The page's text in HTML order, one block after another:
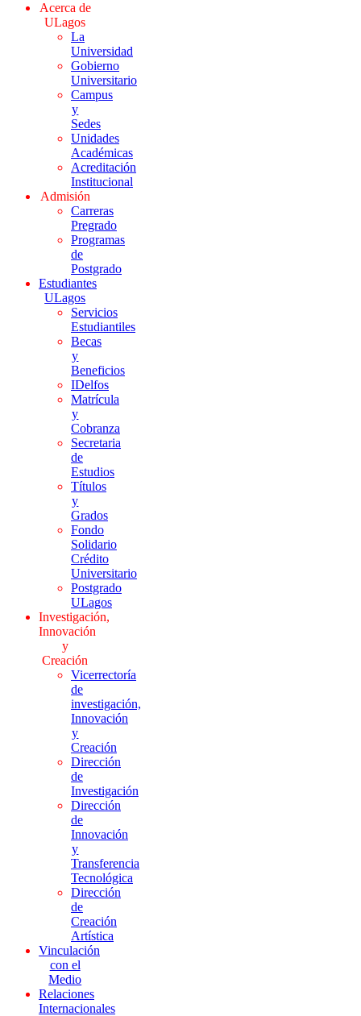
Acerca de
ULagos
La
Universidad
Gobierno
Universitario
Campus
y
Sedes
Unidades
Académicas
Acreditación
Institucional
Admisión
Carreras
Pregrado
Programas
de
Postgrado
Estudiantes
ULagos
Servicios
Estudiantiles
Becas
y
Beneficios
IDelfos
Matrícula
y
Cobranza
Secretaria
de
Estudios
Títulos
y
Grados
Fondo
Solidario
Crédito
Universitario
Postgrado
ULagos
Investigación,
Innovación
y
Creación
Vicerrectoría
de
investigación,
Innovación
y
Creación
Dirección
de
Investigación
Dirección
de
Innovación
y
Transferencia
Tecnológica
Dirección
de
Creación
Artística
Vinculación
con el
Medio
Relaciones
Internacionales